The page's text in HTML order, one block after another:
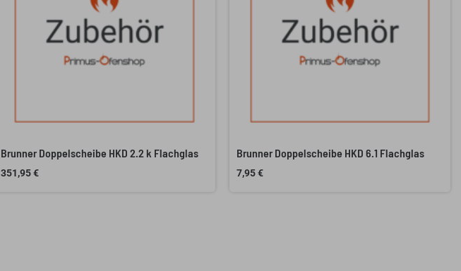
Brunner Doppelscheibe HKD 2.2 k Flachglas
351,95€
Brunner Doppelscheibe HKD 6.1 Flachglas
7,95€